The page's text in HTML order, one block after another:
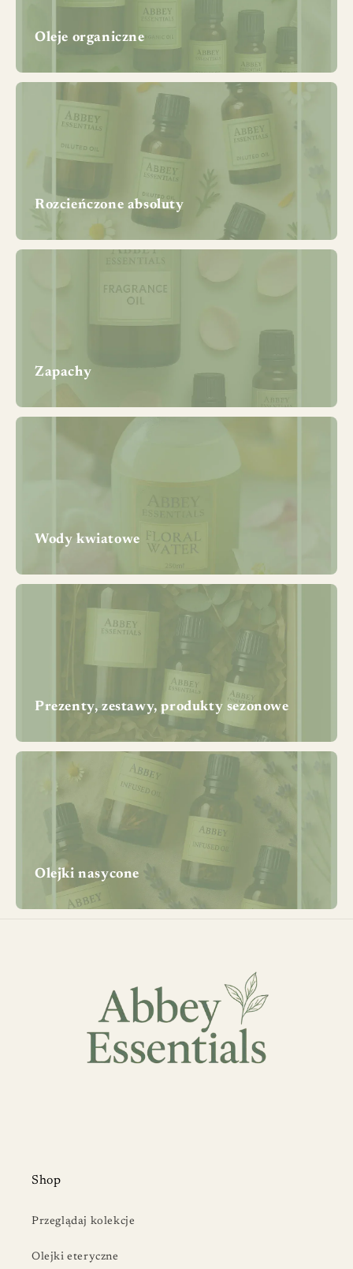
Oleje organiczne
Rozcieńczone absoluty
Zapachy
Wody kwiatowe
Prezenty, zestawy, produkty sezonowe
Olejki nasycone
Shop
Przeglądaj kolekcje
Olejki eteryczne